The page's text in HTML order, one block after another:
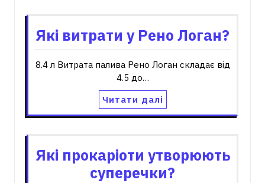
Які витрати у Рено Логан?
8.4 л Витрата палива Рено Логан складає від
4.5 до…
Читати далі
Які прокаріоти утворюють
суперечки?